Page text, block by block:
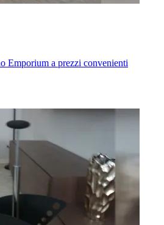
Emporium a prezzi convenienti